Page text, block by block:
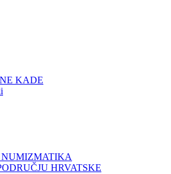
KADE
HRVATSKE